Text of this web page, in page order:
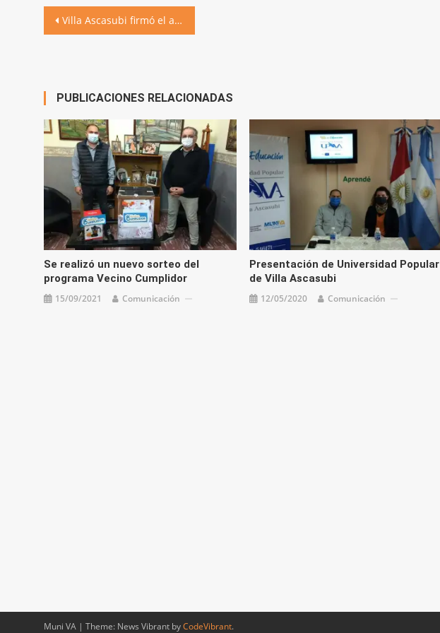
Navegación
Villa Ascasubi firmó el acuerdo para emitir el carnet de manipulación de alimentos
PUBLICACIONES RELACIONADAS
Se realizó un nuevo sorteo del
programa Vecino Cumplidor
15/09/2021 Comunicación
Presentación de Universidad Popular
de Villa Ascasubi
12/05/2020 Comunicación
Muni VA | Theme: News Vibrant byCodeVibrant.